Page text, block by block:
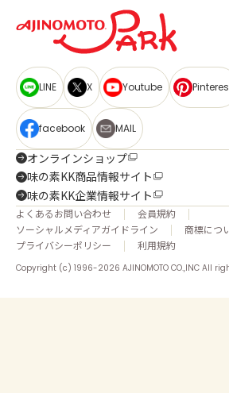
LINE X Youtube
facebook MAIL
オンラインショップ
味の素KK商品情報サイト
味の素KK企業情報サイト
よくあるお問い合わせ
会員規約
ソーシャルメディアガイドライン
商標につ
プライバシーポリシー
利用規約
Copyright (c) 1996-2026 AJINOMOTO CO.,INC All